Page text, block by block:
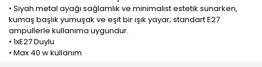
• Siyah metal ayağı sağlamlık ve minimalist estetik sunarken,
kumaş başlık yumuşak ve eşit bir ışık yayar; standart E27
ampullerle kullanıma uygundur.
• 1xE27 Duylu
• Max 40 w kullanım